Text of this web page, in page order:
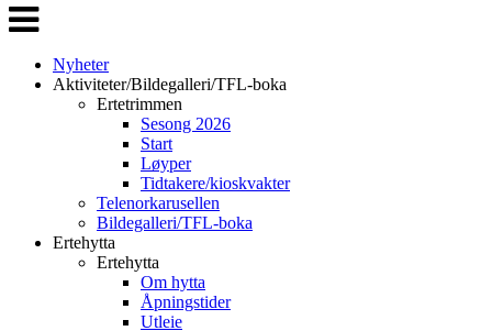
Veksle
navigasjon
Nyheter
Aktiviteter/Bildegalleri/TFL-boka
Ertetrimmen
Sesong 2026
Start
Løyper
Tidtakere/kioskvakter
Telenorkarusellen
Bildegalleri/TFL-boka
Ertehytta
Ertehytta
Om hytta
Åpningstider
Utleie